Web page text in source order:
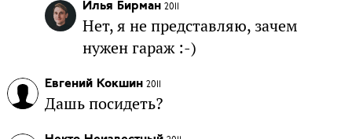
Илья Бирман 2011
Нет, я не представляю, зачем
нужен гараж :-)
Евгений Кокшин 2011
Дашь посидеть?